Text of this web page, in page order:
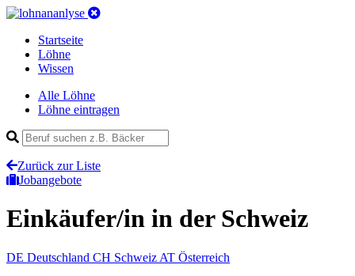
Startseite
Löhne
Wissen
Alle Löhne
Löhne eintragen
Zurück zur Liste
Jobangebote
Einkäufer/in in der Schweiz
DE Deutschland CH Schweiz AT Österreich